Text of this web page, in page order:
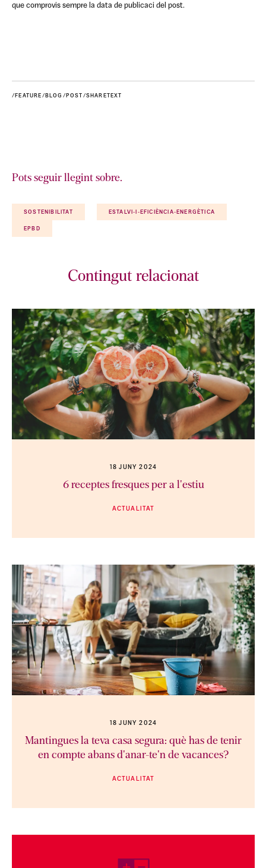
que comprovis sempre la data de publicaci del post.
/FEATURE/BLOG/POST/SHARETEXT
Pots seguir llegint sobre.
SOSTENIBILITAT ESTALVI-I-EFICIÈNCIA-ENERGÈTICA
EPBD
Contingut relacionat
18 JUNY 2024
6 receptes fresques per a l'estiu
ACTUALITAT
18 JUNY 2024
Mantingues la teva casa segura: què has de tenir
en compte abans d'anar-te'n de vacances?
ACTUALITAT